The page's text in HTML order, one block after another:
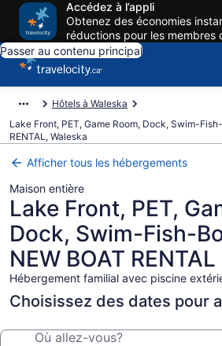
Accédez à l’appli
Obtenez des économies
réductions pour les membres
Passer au contenu principal
Hôtels à Waleska
Lake Front, PET, Game Room, Dock, Swim-
RENTAL, Waleska
Afficher tous les hébergements
Maison entière
Lake Front, PET,
Dock, Swim-Fish-
NEW BOAT RENTAL
Hébergement familial avec piscine
Choisissez des dates pour
Où allez-vous?